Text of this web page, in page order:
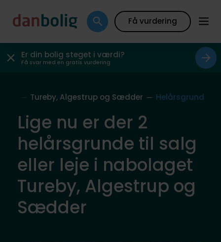
Få vurdering
Er din bolig steget i værdi?
Få svar med en gratis vurdering
Tureby, Algestrup og Sædder Helårsgrund
Lige nu er der 2
helårsgrunde til salg
eller leje i nabolaget
Tureby, Algestrup og
Sædder